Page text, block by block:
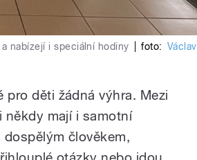
nabízejí i speciální hodiny foto: Václav
děti žádná výhra. Mezi
někdy mají i samotní
člověkem,